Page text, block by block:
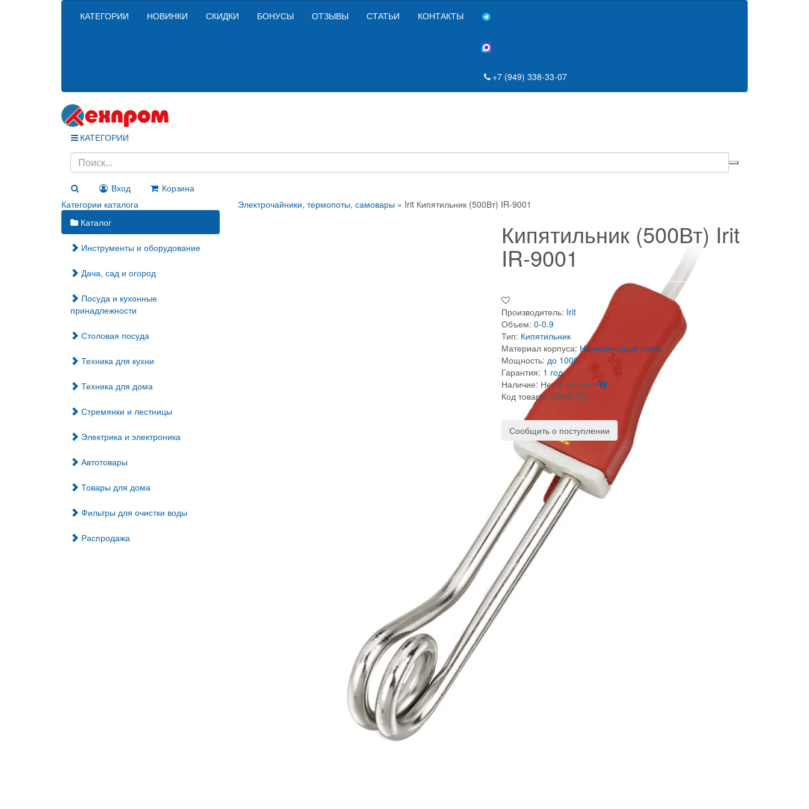
КАТЕГОРИИ НОВИНКИ СКИДКИ БОНУСЫ ОТЗЫВЫ СТАТЬИ КОНТАКТЫ
+7 (949) 338-33-07
КАТЕГОРИИ
Вход
Корзина
Категории каталога
Каталог
Инструменты и оборудование
Дача, сад и огород
Посуда и кухонные
принадлежности
Столовая посуда
Техника для кухни
Техника для дома
Стремянки и лестницы
Электрика и электроника
Автотовары
Товары для дома
Фильтры для очистки воды
Распродажа
Электрочайники, термопоты, самовары» Irit Кипятильник (500Вт) IR-9001
Кипятильник (500Вт) Irit
IR-9001
Производитель: Irit
Объем: 0-0.9
Тип: Кипятильник
Материал корпуса: Нержавеющая сталь
Мощность: до 1000
Гарантия: 1 год
Наличие: Нет в наличии
Код товара: 50880
Сообщить о поступлении